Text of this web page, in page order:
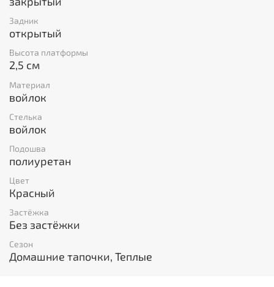
Задник
открытый
Высота платформы
2,5 см
Материал
войлок
Стелька
войлок
Подошва
полиуретан
Цвет
Красный
Застёжка
Без застёжки
Сезон
Домашние тапочки, Теплые